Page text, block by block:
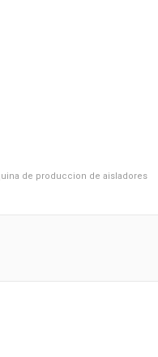
de produccion de aisladores